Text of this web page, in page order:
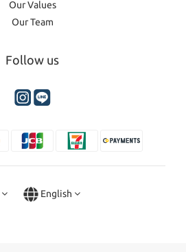
Our Values
Our Team
Follow us
English